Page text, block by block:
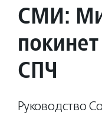
СМИ:
СПЧ
Руководство